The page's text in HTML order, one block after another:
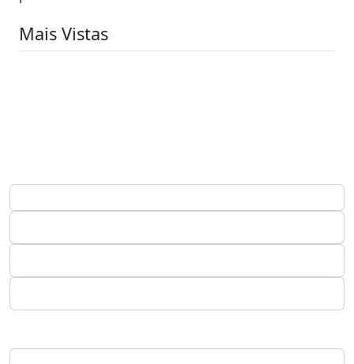
Mais Vistas